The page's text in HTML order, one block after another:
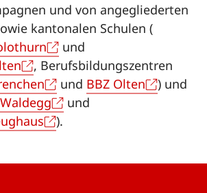
und von angegliederten
kantonalen Schulen (
und
, Berufsbildungszentren
und BBZ Olten
) und
und
).